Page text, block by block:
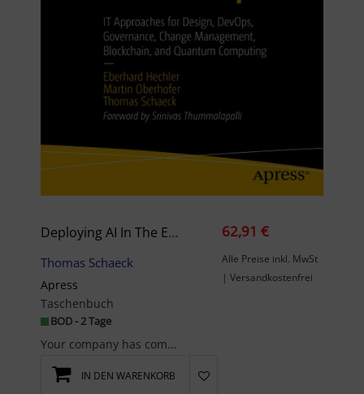
Deploying AI In The Enterprise
Thomas Schaeck
Apress
Taschenbuch
BOD - 2 Tage
Your company has committed to AI. Congratulations, now what? This practical book offers a holisti...
62,91 €
Alle Preise inkl. MwSt
| Versandkostenfrei
IN DEN WARENKORB